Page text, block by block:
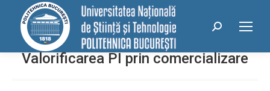
conținut
Search:
Valorificarea PI prin comercializare